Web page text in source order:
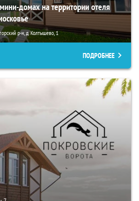
домах на территории отеля
р-н, д. Колтышево, 1
ПОДРОБНЕЕ